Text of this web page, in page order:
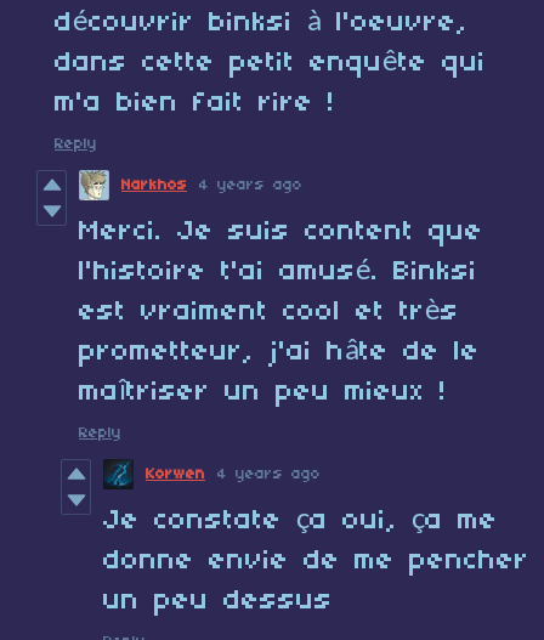
découvrir binksi à l'oeuvre,
dans cette petit enquête qui
m'a bien fait rire !
Reply
Narkhos 4 years ago
Merci. Je suis content que
l'histoire t'ai amusé. Binksi
est vraiment cool et très
prometteur, j'ai hâte de le
maîtriser un peu mieux !
Reply
Korwen 4 years ago
Je constate ça oui, ça me
donne envie de me pencher
un peu dessus